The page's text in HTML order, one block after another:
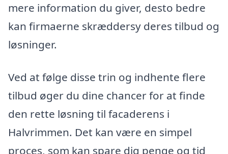
mere information du giver, desto bedre
kan firmaerne skræddersy deres tilbud og
løsninger.
Ved at følge disse trin og indhente flere
tilbud øger du dine chancer for at finde
den rette løsning til facaderens i
Halvrimmen. Det kan være en simpel
proces, som kan spare dig penge og tid